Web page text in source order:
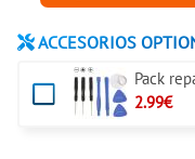
ACCESORIOS
Pack
2.99€